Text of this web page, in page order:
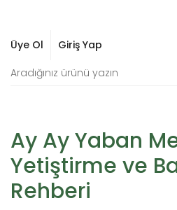
Üye Ol Giriş Yap
Ay Ay Yaban
Yetiştirme ve
Rehberi